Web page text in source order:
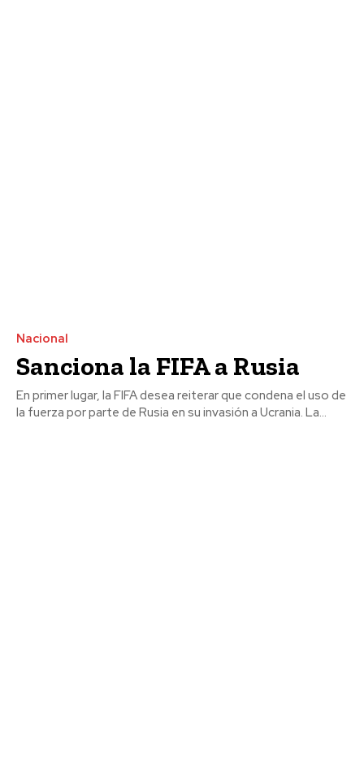
Nacional
Sanciona la FIFA a Rusia
En primer lugar, la FIFA desea reiterar que condena el uso de
la fuerza por parte de Rusia en su invasión a Ucrania. La...